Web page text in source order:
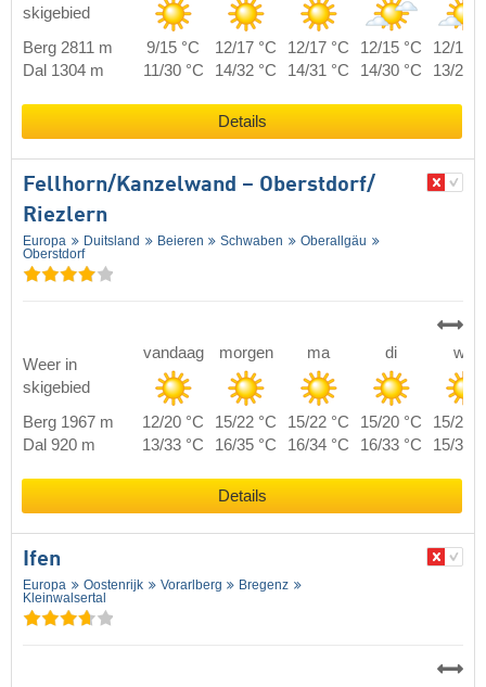
skigebied
Berg 2811 m 9/15 °C 12/17 °C 12/17 °C 12/15 °C
12/15
Dal 1304 m
11/30 °C 14/32 °C 14/31 °C 14/30 °C 13/29
Details
Fellhorn/​Kanzelwand – Oberstdorf/​
Riezlern
Europa Duitsland Beieren Schwaben
Oberallgäu
Oberstdorf
Weer in
skigebied
vandaag morgen ma di wo
Berg 1967 m 12/20 °C 15/22 °C 15/22 °C 15/20 °C
15/20
Dal 920 m
13/33 °C 16/35 °C 16/34 °C 16/33 °C 15/32
Details
Ifen
Europa Oostenrijk Vorarlberg
Bregenz
Kleinwalsertal